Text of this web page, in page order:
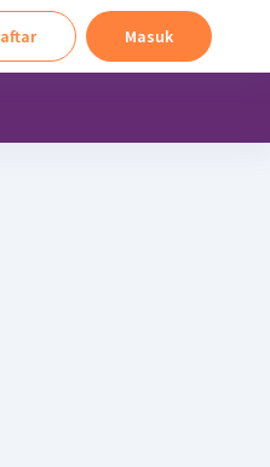
Masuk